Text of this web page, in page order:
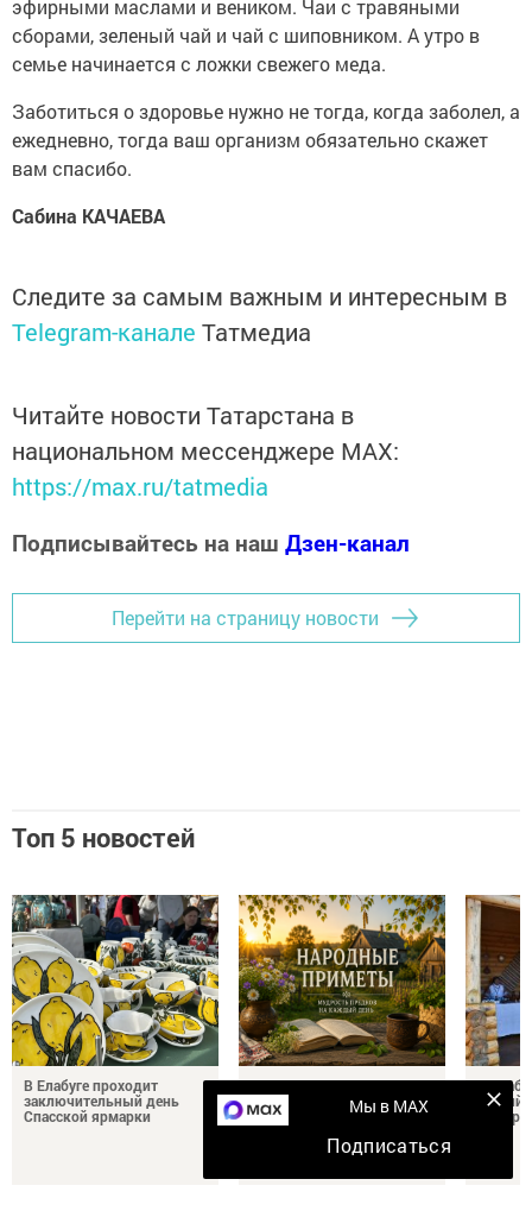
эфирными маслами и веником. Чаи с травяными
сборами, зеленый чай и чай с шиповником. А утро в
семье начинается с ложки свежего меда.
Заботиться о здоровье нужно не тогда, когда заболел, а
ежедневно, тогда ваш организм обязательно скажет
вам спасибо.
Сабина КАЧАЕВА
Следите за самым важным и интересным в
Telegram-канале Татмедиа
Читайте новости Татарстана в
национальном мессенджере MАХ:
https://max.ru/tatmedia
Подписывайтесь на наш Дзен-канал
Перейти на страницу новости
Топ 5 новостей
В Елабуге проходит
заключительный день
Спасской ярмарки
Что нельзя делать 2
августа в Ильин день
В
Мы в MAX
Подписаться